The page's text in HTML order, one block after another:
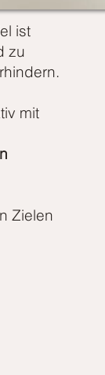
ist
zu
mit
Zielen